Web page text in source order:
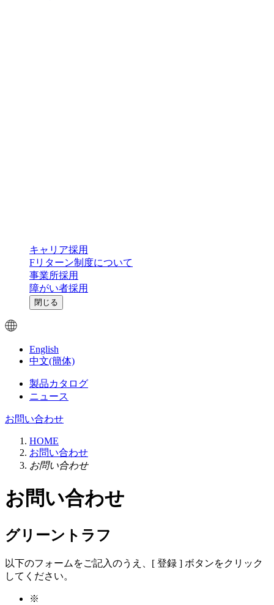
キャリア採用
Fリターン制度について
事業所採用
障がい者採用
閉じる
English
中文(簡体)
製品カタログ
ニュース
お問い合わせ
HOME
お問い合わせ
お問い合わせ
お問い合わせ
グリーントラフ
以下のフォームをご記入のうえ、[ 登録 ] ボタンをクリック
してください。
※